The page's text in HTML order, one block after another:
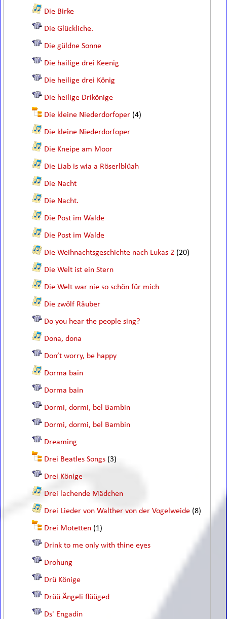
Die Birke
Die Glückliche.
Die güldne Sonne
Die hailige drei Keenig
Die heilige drei König
Die heilige Drikönige
Die kleine Niederdorfoper (4)
Die kleine Niederdorfoper
Die Kneipe am Moor
Die Liab is wia a Röserlblüah
Die Nacht
Die Nacht.
Die Post im Walde
Die Post im Walde
Die Weihnachtsgeschichte nach Lukas 2 (20)
Die Welt ist ein Stern
Die Welt war nie so schön für mich
Die zwölf Räuber
Do you hear the people sing?
Dona, dona
Don’t worry, be happy
Dorma bain
Dorma bain
Dormi, dormi, bel Bambin
Dormi, dormi, bel Bambin
Dreaming
Drei Beatles Songs (3)
Drei Könige
Drei lachende Mädchen
Drei Lieder von Walther von der Vogelweide (8)
Drei Motetten (1)
Drink to me only with thine eyes
Drohung
Drü Könige
Drüü Ängeli flüüged
Ds' Engadin